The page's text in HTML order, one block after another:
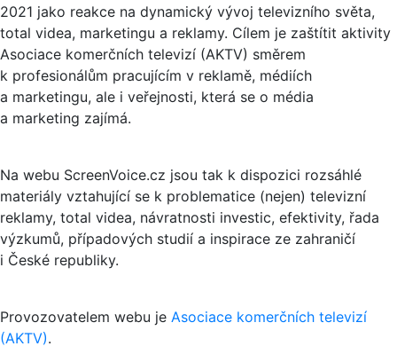
2021 jako reakce na dynamický vývoj televizního světa,
total videa, marketingu a reklamy. Cílem je zaštítit aktivity
Asociace komerčních televizí (AKTV) směrem
k profesionálům pracujícím v reklamě, médiích
a marketingu, ale i veřejnosti, která se o média
a marketing zajímá.
Na webu ScreenVoice.cz jsou tak k dispozici rozsáhlé
materiály vztahující se k problematice (nejen) televizní
reklamy, total videa, návratnosti investic, efektivity, řada
výzkumů, případových studií a inspirace ze zahraničí
i České republiky.
Provozovatelem webu je Asociace komerčních televizí
(AKTV).